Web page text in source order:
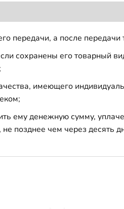
передачи, а после
сохранены его товарный
имеющего
ему денежную сумму,
позднее чем через десять